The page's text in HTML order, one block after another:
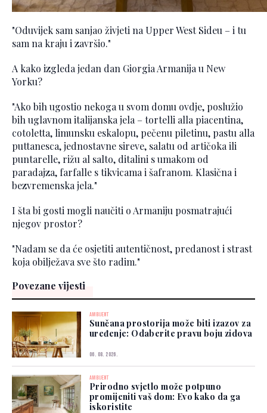
"Oduvijek sam sanjao živjeti na Upper West Sideu – i tu
sam na kraju i završio."
A kako izgleda jedan dan Giorgia Armanija u New
Yorku?
"Ako bih ugostio nekoga u svom domu ovdje, poslužio
bih uglavnom italijanska jela – tortelli alla piacentina,
cotoletta, limunsku eskalopu, pečenu piletinu, pastu alla
puttanesca, jednostavne sireve, salatu od artičoka ili
puntarelle, rižu al salto, ditalini s umakom od
paradajza, farfalle s tikvicama i šafranom. Klasična i
bezvremenska jela."
I šta bi gosti mogli naučiti o Armaniju posmatrajući
njegov prostor?
"Nadam se da će osjetiti autentičnost, predanost i strast
koja obilježava sve što radim."
Povezane vijesti
AMBIJENT
Sunčana prostorija može biti izazov za
uređenje: Odaberite pravu boju zidova
06. 08. 2026.
AMBIJENT
Prirodno svjetlo može potpuno
promijeniti vaš dom: Evo kako da ga
iskoristite